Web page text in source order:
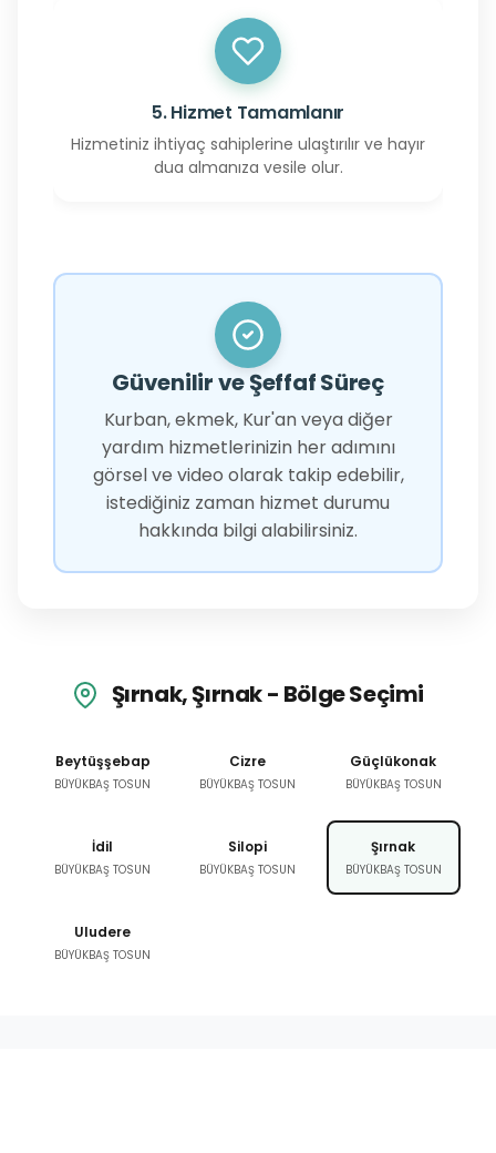
5. Hizmet Tamamlanır
Hizmetiniz ihtiyaç sahiplerine ulaştırılır ve hayır
dua almanıza vesile olur.
Güvenilir ve Şeffaf Süreç
Kurban, ekmek, Kur'an veya diğer
yardım hizmetlerinizin her adımını
görsel ve video olarak takip edebilir,
istediğiniz zaman hizmet durumu
hakkında bilgi alabilirsiniz.
Şırnak, Şırnak - Bölge Seçimi
Beytüşşebap
BÜYÜKBAŞ TOSUN
Cizre
BÜYÜKBAŞ TOSUN
Güçlükonak
BÜYÜKBAŞ TOSUN
İdil
BÜYÜKBAŞ TOSUN
Silopi
BÜYÜKBAŞ TOSUN
Şırnak
BÜYÜKBAŞ TOSUN
Uludere
BÜYÜKBAŞ TOSUN